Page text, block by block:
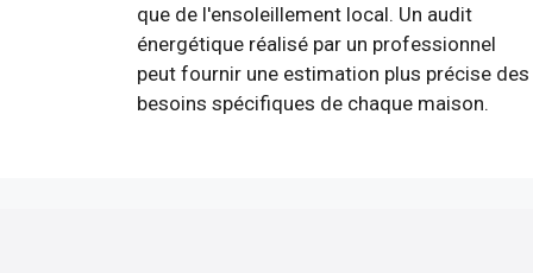
que de l'ensoleillement local. Un audit
énergétique réalisé par un professionnel
peut fournir une estimation plus précise des
besoins spécifiques de chaque maison.